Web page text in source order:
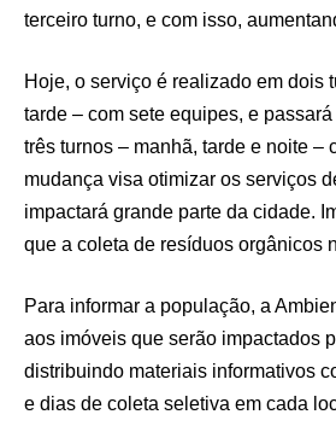
terceiro turno, e com isso,
Hoje, o serviço é realizado em dois
tarde – com sete equipes, e
três turnos – manhã, tarde e noite –
mudança visa otimizar os serviços
impactará grande parte da cidade.
que a coleta de resíduos orgânicos
Para informar a população, a
aos imóveis que serão impactados
distribuindo materiais informativos
e dias de coleta seletiva em cada